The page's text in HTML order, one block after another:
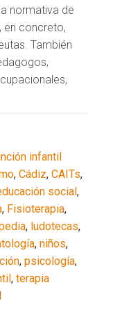
normativa de
en concreto,
También
infantil
,Cádiz,CAITs,
social,
, Fisioterapia,
, ludotecas,
,niños,
,psicología,
,terapia